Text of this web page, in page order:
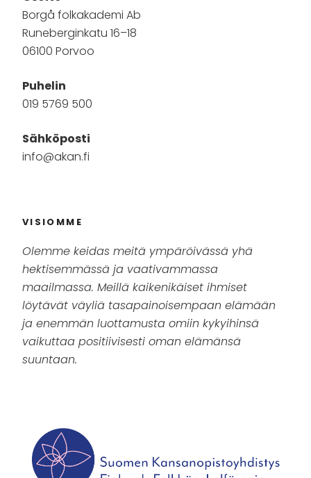
Borgå folkakademi Ab
Runeberginkatu 16–18
06100 Porvoo
Puhelin
019 5769 500
Sähköposti
info@akan.fi
VISIOMME
Olemme keidas meitä ympäröivässä yhä
hektisemmässä ja vaativammassa
maailmassa. Meillä kaikenikäiset ihmiset
löytävät väyliä tasapainoisempaan elämään
ja enemmän luottamusta omiin kykyihinsä
vaikuttaa positiivisesti oman elämänsä
suuntaan.